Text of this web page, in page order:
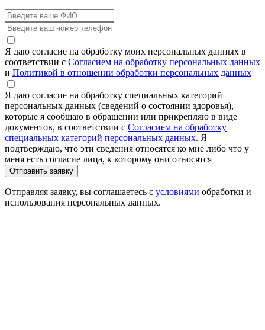
Я даю согласие на обработку моих персональных данных в
соответствии с Согласием на обработку персональных данных
и Политикой в отношении обработки персональных данных
Я даю согласие на обработку специальных категорий
персональных данных (сведений о состоянии здоровья),
которые я сообщаю в обращении или прикрепляю в виде
документов, в соответствии с Согласием на обработку
специальных категорий персональных данных. Я
подтверждаю, что эти сведения относятся ко мне либо что у
меня есть согласие лица, к которому они относятся
Отправить заявку
Отправляя заявку, вы соглашаетесь с условиями обработки и
использования персональных данных.